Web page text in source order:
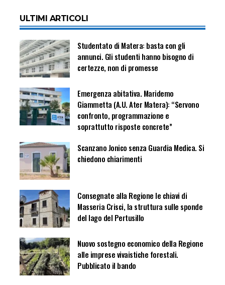
ULTIMI ARTICOLI
Studentato di Matera: basta con gli
annunci. Gli studenti hanno bisogno di
certezze, non di promesse
Emergenza abitativa. Maridemo
Giammetta (A.U. Ater Matera): “Servono
confronto, programmazione e
soprattutto risposte concrete”
Scanzano Jonico senza Guardia Medica. Si
chiedono chiarimenti
Consegnate alla Regione le chiavi di
Masseria Crisci, la struttura sulle sponde
del lago del Pertusillo
Nuovo sostegno economico della Regione
alle imprese vivaistiche forestali.
Pubblicato il bando